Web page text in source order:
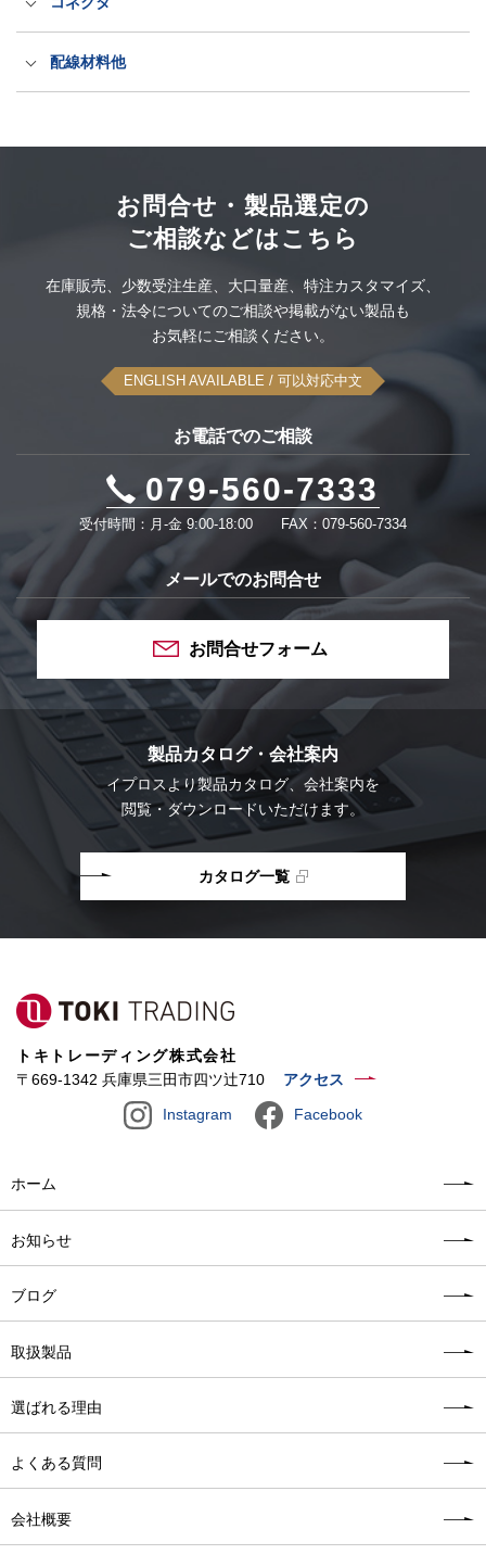
LED電源・防水アダプター
抜け防止電源ケーブル（ロック式）
このカテゴリーをすべて表示
産業規格タッチパネルPC
UPS無停電電源装置
可搬型蓄電システム
このカテゴリーをすべて表示
出力プラグ・コネクタ
このカテゴリーをすべて表示
配線材料他
感染対策品
このカテゴリーをすべて表示
お問合せ・製品選定の
ご相談などはこちら
在庫販売、 少数受注生産、 大口量産、 特注カスタマイズ、
規格・法令についてのご相談や掲載がない製品も
お気軽にご相談ください。
ENGLISH AVAILABLE / 可以対応中文
お電話でのご相談
079-560-7333
受付時間：月-金 9:00-18:00 FAX：079-560-7334
メールでのお問合せ
お問合せフォーム
製品カタログ・会社案内
イプロスより製品カタログ、会社案内を
閲覧・ダウンロードいただけます。
カタログ一覧
トキトレーディング株式会社
〒669-1342 兵庫県三田市四ツ辻710
アクセス
Instagram Facebook
ホーム
お知らせ
ブログ
取扱製品
選ばれる理由
よくある質問
会社概要